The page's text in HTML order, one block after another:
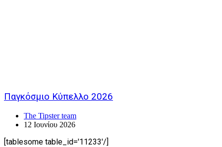
Παγκόσμιο Κύπελλο 2026
The Tipster team
12 Ιουνίου 2026
[tablesome table_id='11233'/]